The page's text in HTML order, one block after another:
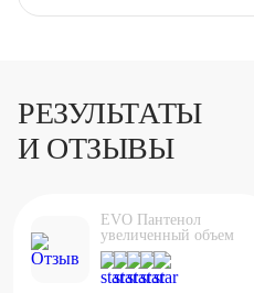
РЕЗУЛЬТАТЫ
И ОТЗЫВЫ
EVO Пантенол
увеличенный объем